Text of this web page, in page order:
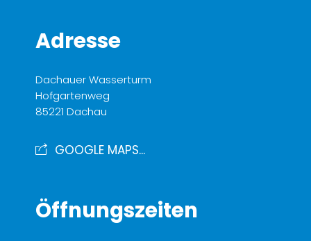
Adresse
Dachauer Wasserturm
Hofgartenweg
85221 Dachau
GOOGLE MAPS...
Öffnungszeiten